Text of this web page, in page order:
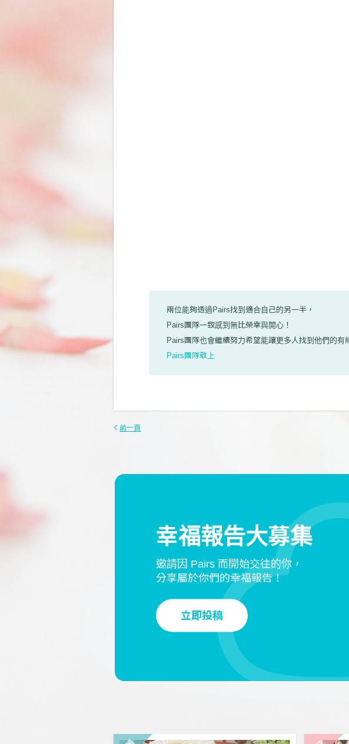
兩位能夠透過Pairs找到適合自己的另一半，
Pairs團隊一致感到無比榮幸與開心！
Pairs團隊也會繼續努力希望能讓更多人找到他們的有
Pairs團隊敬上
前一頁
幸福報告大募集
邀請因 Pairs 而開始交往的你，
分享屬於你們的幸福報告！
立即投稿